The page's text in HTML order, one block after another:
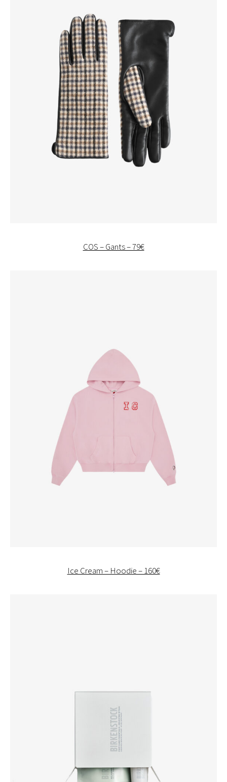
COS – Gants – 79€
Ice Cream – Hoodie – 160€